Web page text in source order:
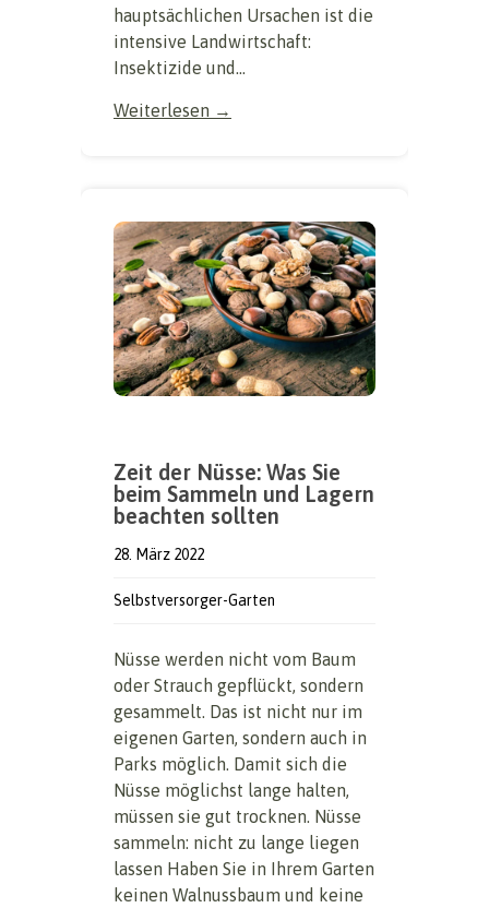
hauptsächlichen Ursachen ist die
intensive Landwirtschaft:
Insektizide und...
Weiterlesen →
Zeit der Nüsse: Was Sie
beim Sammeln und Lagern
beachten sollten
28. März 2022
Selbstversorger-Garten
Nüsse werden nicht vom Baum
oder Strauch gepflückt, sondern
gesammelt. Das ist nicht nur im
eigenen Garten, sondern auch in
Parks möglich. Damit sich die
Nüsse möglichst lange halten,
müssen sie gut trocknen. Nüsse
sammeln: nicht zu lange liegen
lassen Haben Sie in Ihrem Garten
keinen Walnussbaum und keine